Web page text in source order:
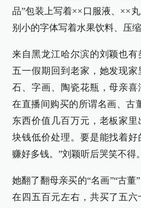
品”包装上写着××口服液、××
别小的字体写着水果饮料、压缩
来自黑龙江哈尔滨的刘颖也
五一假期回到老家，她发现家
石、字画、陶瓷花瓶，母亲喜
在直播间购买的所谓名画、古
东西价值几百万元，老板家
块钱低价处理。要是能找着
赚好多钱。”刘颖听后哭笑不得。
她翻了翻母亲买的“名画”“古董
在四五百元左右，共买了五